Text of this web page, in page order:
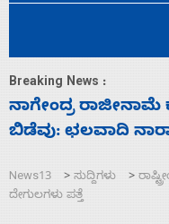
Breaking News :
ಸಚಿವ ಸಂಪುಟ
ಹೈಕಮಾಂಡ್
News13 > ಸುದ್ದಿಗಳು >
ದೇಗುಲಗಳು ಪತ್ತೆ